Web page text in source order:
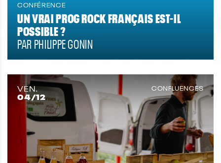
CONFÉRENCE
UN VRAI PROG ROCK FRANÇAIS EST-IL
POSSIBLE ?
PAR PHILIPPE GONIN
VEN.
04/12
CONFLUENCES